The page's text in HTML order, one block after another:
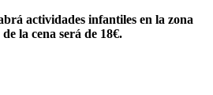
actividades infantiles en la zona
la cena será de 18€.